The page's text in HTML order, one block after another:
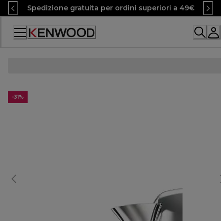
Skip
to
Content
Spedizione gratuita per ordini superiori a 49€
Accessibility
-31%